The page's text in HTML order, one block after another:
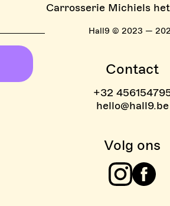
van Carrosserie Michiels
Hall9 © 2023 —
Contact
+32
hello@hall9.be
Volg ons